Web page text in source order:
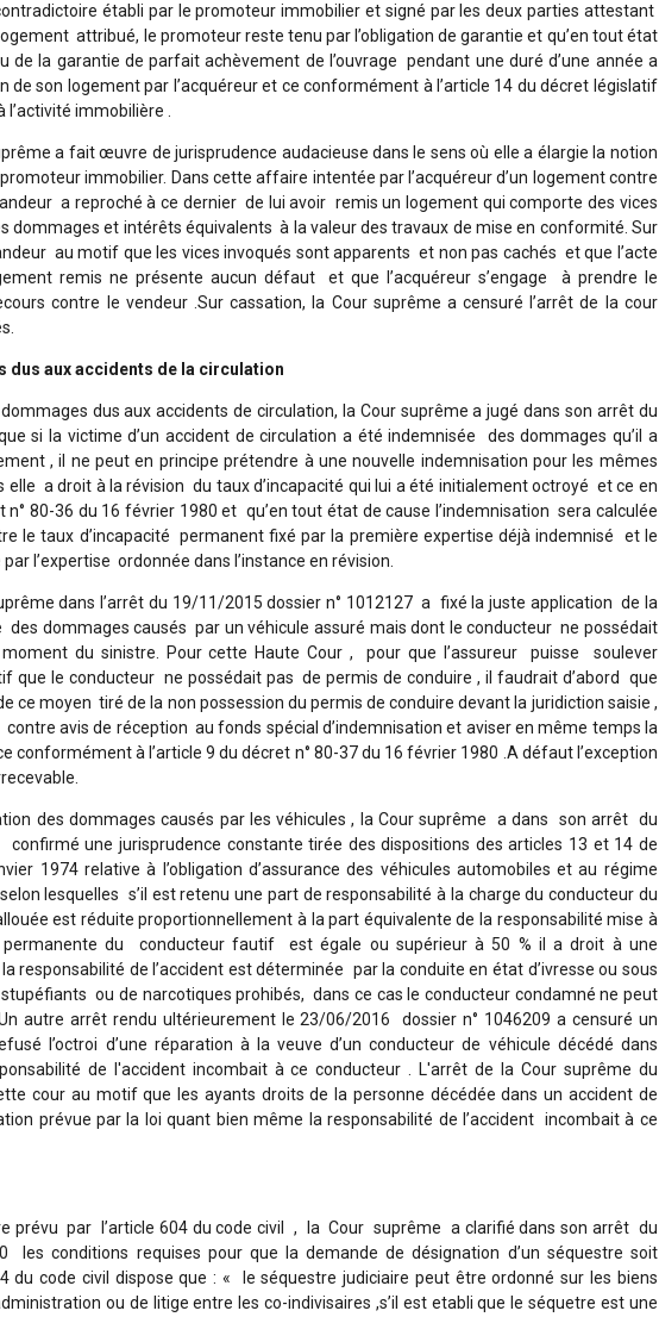
établi par le promoteur immobilier et signé par les deux parties attestant
attribué, le promoteur reste tenu par l’obligation de garantie et qu’en tout état
de la garantie de parfait achèvement de l’ouvrage pendant une duré d’une année a
de son logement par l’acquéreur et ce conformément à l’article 14 du décret législatif
immobilière .
a fait œuvre de jurisprudence audacieuse dans le sens où elle a élargie la notion
immobilier. Dans cette affaire intentée par l’acquéreur d’un logement contre
a reproché à ce dernier de lui avoir remis un logement qui comporte des vices
dommages et intérêts équivalents à la valeur des travaux de mise en conformité. Sur
au motif que les vices invoqués sont apparents et non pas cachés et que l’acte
remis ne présente aucun défaut et que l’acquéreur s’engage à prendre le
contre le vendeur .Sur cassation, la Cour suprême a censuré l’arrêt de la cour
dus aux accidents de la circulation
dus aux accidents de circulation, la Cour suprême a jugé dans son arrêt du
si la victime d’un accident de circulation a été indemnisée des dommages qu’il a
, il ne peut en principe prétendre à une nouvelle indemnisation pour les mêmes
a droit à la révision du taux d’incapacité qui lui a été initialement octroyé et ce en
n° 80-36 du 16 février 1980 et qu’en tout état de cause l’indemnisation sera calculée
le taux d’incapacité permanent fixé par la première expertise déjà indemnisé et le
l’expertise ordonnée dans l’instance en révision.
dans l’arrêt du 19/11/2015 dossier n° 1012127 a fixé la juste application de la
des dommages causés par un véhicule assuré mais dont le conducteur ne possédait
du sinistre. Pour cette Haute Cour , pour que l’assureur puisse soulever
que le conducteur ne possédait pas de permis de conduire , il faudrait d’abord que
ce moyen tiré de la non possession du permis de conduire devant la juridiction saisie ,
avis de réception au fonds spécial d’indemnisation et aviser en même temps la
conformément à l’article 9 du décret n° 80-37 du 16 février 1980 .A défaut l’exception
des dommages causés par les véhicules , la Cour suprême a dans son arrêt du
une jurisprudence constante tirée des dispositions des articles 13 et 14 de
1974 relative à l’obligation d’assurance des véhicules automobiles et au régime
lesquelles s’il est retenu une part de responsabilité à la charge du conducteur du
est réduite proportionnellement à la part équivalente de la responsabilité mise à
permanente du conducteur fautif est égale ou supérieur à 50 % il a droit à une
de l’accident est déterminée par la conduite en état d’ivresse ou sous
stupéfiants ou de narcotiques prohibés, dans ce cas le conducteur condamné ne peut
autre arrêt rendu ultérieurement le 23/06/2016 dossier n° 1046209 a censuré un
l’octroi d’une réparation à la veuve d’un conducteur de véhicule décédé dans
de l'accident incombait à ce conducteur . L'arrêt de la Cour suprême du
cour au motif que les ayants droits de la personne décédée dans un accident de
prévue par la loi quant bien même la responsabilité de l’accident incombait à ce
prévu par l’article 604 du code civil , la Cour suprême a clarifié dans son arrêt du
les conditions requises pour que la demande de désignation d’un séquestre soit
du code civil dispose que : « le séquestre judiciaire peut être ordonné sur les biens
ou de litige entre les co-indivisaires ,s’il est etabli que le séquetre est une